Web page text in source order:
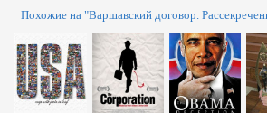
Похожие на "Варшавский договор.